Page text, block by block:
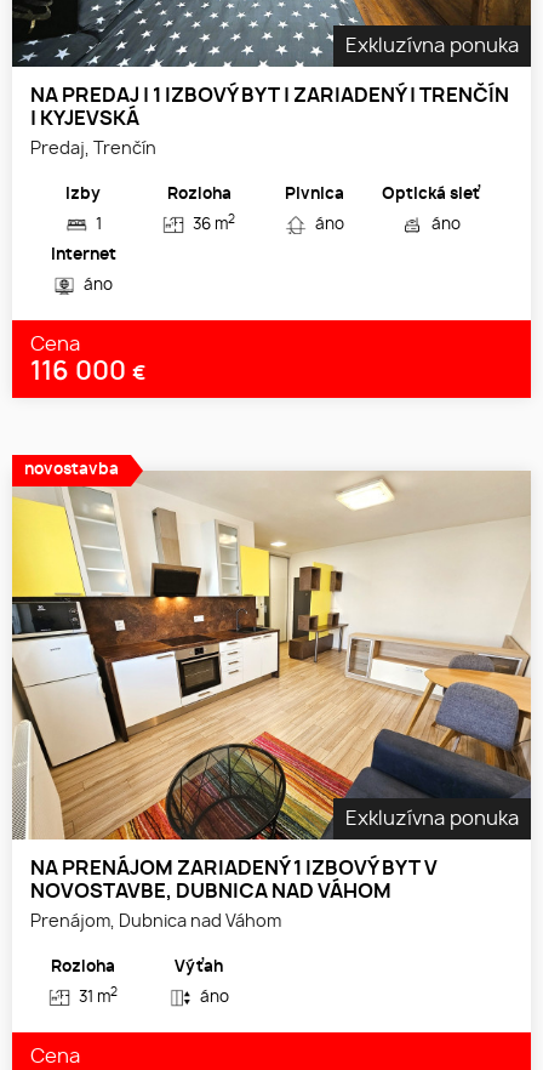
Exkluzívna ponuka
NA PREDAJ | 1 IZBOVÝ BYT | ZARIADENÝ | TRENČÍN
| KYJEVSKÁ
Predaj, Trenčín
Izby
Rozloha
36 m2
Pivnica
áno
Optická sieť
áno
Internet
áno
Cena
116 000 €
Exkluzívna ponuka
NA PRENÁJOM ZARIADENÝ 1 IZBOVÝ BYT V
NOVOSTAVBE, DUBNICA NAD VÁHOM
Prenájom, Dubnica nad Váhom
Rozloha
31 m2
Výťah
áno
Cena
novostavba